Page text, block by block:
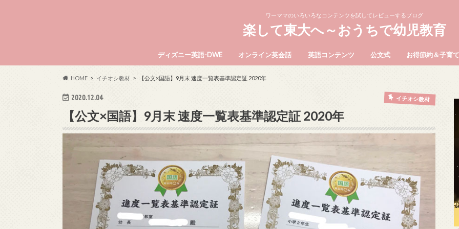
ワーママのいろいろなコンテンツを試してレビューするブログ
楽して東大へ～おうちで幼児教育
ディズニー英語-DWE オンライン英会話 英語コンテンツ 公文式 お得節約＆子育
HOME イチオシ教材 【公文×国語】9月末 速度一覧表基準認定証 2020年
2020.12.04 イチオシ教材
【公文×国語】9月末 速度一覧表基準認定証 2020年